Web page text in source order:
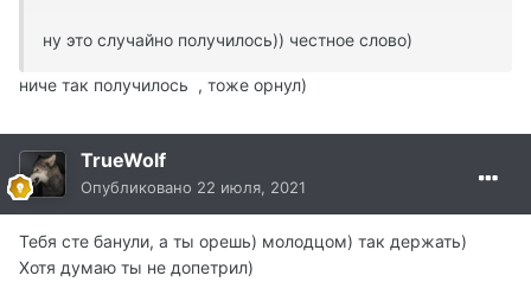
ну это случайно получилось)) честное слово)
ниче так получилось , тоже орнул)
TrueWolf
Опубликовано 22 июля, 2021
Тебя сте банули, а ты орешь) молодцом) так держать)
Хотя думаю ты не допетрил)